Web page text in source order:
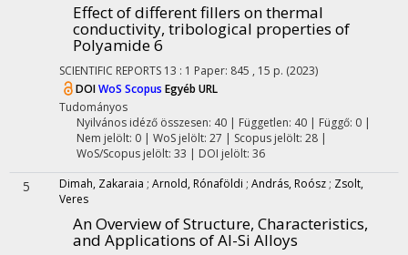
Effect of different fillers on thermal
conductivity, tribological properties of
Polyamide 6
SCIENTIFIC REPORTS 13 : 1 Paper: 845 , 15 p. (2023)
DOIWoS Scopus Egyéb URL
Tudományos
Nyilvános idéző összesen: 40| Független: 40 | Függő: 0 |
Nem jelölt: 0 | WoS jelölt: 27 | Scopus jelölt: 28 |
WoS/Scopus jelölt: 33 | DOI jelölt: 36
5 Dimah, Zakaraia ; Arnold, Rónaföldi ; András, Roósz ; Zsolt,
Veres
An Overview of Structure, Characteristics,
and Applications of Al-Si Alloys